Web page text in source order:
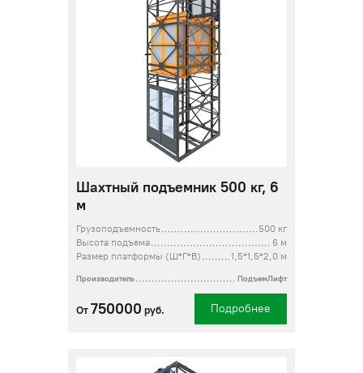
Шахтный подъемник 500 кг, 6
м
Грузоподъемность
500 кг
Высота подъема
6 м
Размер платформы (Ш*Г*В)
1,5*1,5*2,0 м
Производитель ПодъемЛифт
От 750000 руб. Подробнее